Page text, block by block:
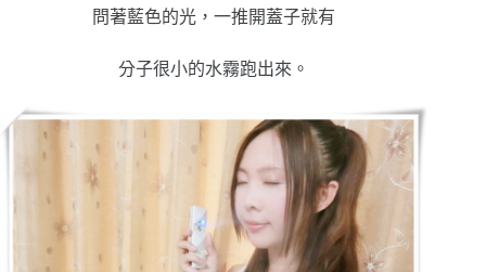
問著藍色的光，一推開蓋子就有
分子很小的水霧跑出來。